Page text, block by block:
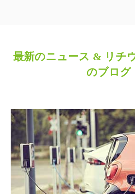
最新のニュース & リチ
のブログ